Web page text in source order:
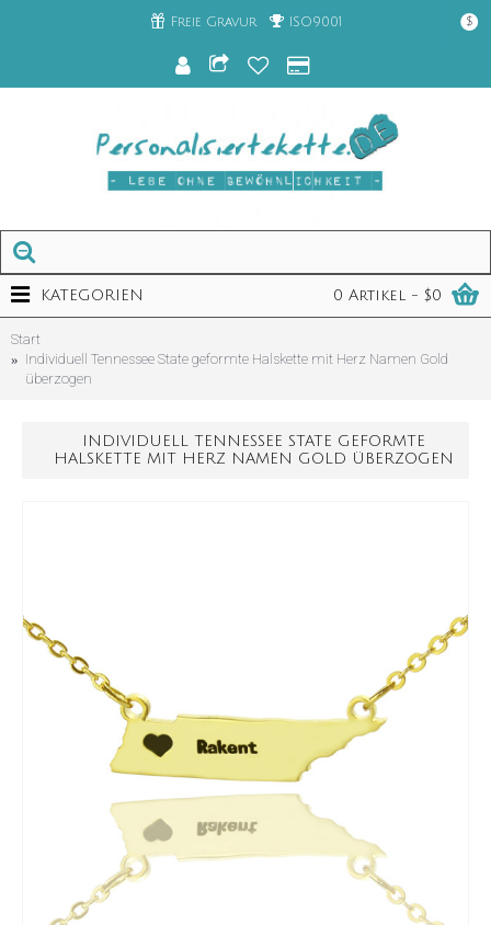
Freie Gravur ISO9001 $
0 Artikel - $0
KATEGORIEN
Start
Individuell Tennessee State geformte Halskette mit Herz Namen Gold
überzogen
INDIVIDUELL TENNESSEE STATE GEFORMTE
HALSKETTE MIT HERZ NAMEN GOLD ÜBERZOGEN